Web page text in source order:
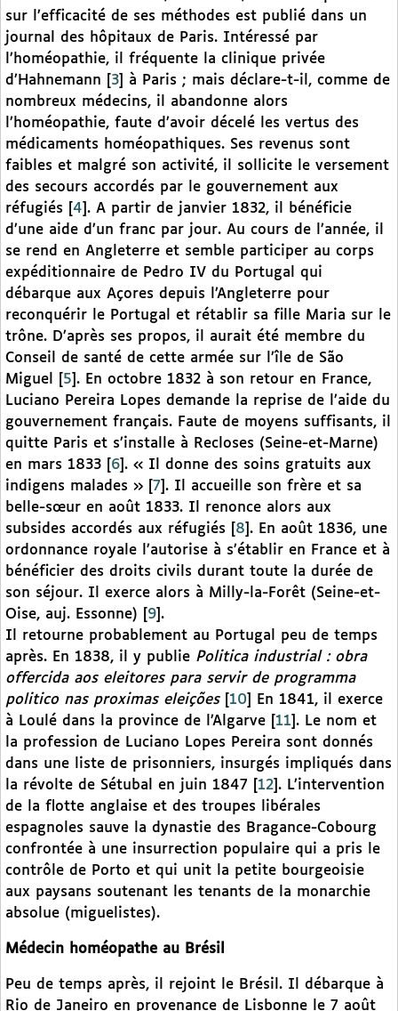
sur l’efficacité de ses méthodes est publié dans un
journal des hôpitaux de Paris. Intéressé par
l’homéopathie, il fréquente la clinique privée
d’Hahnemann
3
à Paris ; mais déclare-t-il, comme de
nombreux médecins, il abandonne alors
l’homéopathie, faute d’avoir décelé les vertus des
médicaments homéopathiques. Ses revenus sont
faibles et malgré son activité, il sollicite le versement
des secours accordés par le gouvernement aux
réfugiés
4 . A partir de janvier 1832, il bénéficie
d’une aide d’un franc par jour. Au cours de l’année, il
se rend en Angleterre et semble participer au corps
expéditionnaire de Pedro IV du Portugal qui
débarque aux Açores depuis l’Angleterre pour
reconquérir le Portugal et rétablir sa fille Maria sur le
trône. D’après ses propos, il aurait été membre du
Conseil de santé de cette armée sur l’île de São
Miguel
5 . En octobre 1832 à son retour en France,
Luciano Pereira Lopes demande la reprise de l’aide du
gouvernement français. Faute de moyens suffisants, il
quitte Paris et s’installe à Recloses (Seine-et-Marne)
en mars 1833
6 . « Il donne des soins gratuits aux
indigens malades »
7 . Il accueille son frère et sa
belle-sœur en août 1833. Il renonce alors aux
subsides accordés aux réfugiés
8 . En août 1836, une
ordonnance royale l’autorise à s’établir en France et à
bénéficier des droits civils durant toute la durée de
son séjour. Il exerce alors à Milly-la-Forêt (Seine-et-
Oise, auj. Essonne)
9 .
Il retourne probablement au Portugal peu de temps
après. En 1838, il y publie Politica industrial : obra
offercida aos eleitores para servir de programma
politico nas proximas eleições[ 10
En 1841, il exerce
à Loulé dans la province de l’Algarve
11 . Le nom et
la profession de Luciano Lopes Pereira sont donnés
dans une liste de prisonniers, insurgés impliqués dans
la révolte de Sétubal en juin 1847
12 . L’intervention
de la flotte anglaise et des troupes libérales
espagnoles sauve la dynastie des Bragance-Cobourg
confrontée à une insurrection populaire qui a pris le
contrôle de Porto et qui unit la petite bourgeoisie
aux paysans soutenant les tenants de la monarchie
absolue (miguelistes).
Médecin homéopathe au Brésil
Peu de temps après, il rejoint le Brésil. Il débarque à
Rio de Janeiro en provenance de Lisbonne le 7 août